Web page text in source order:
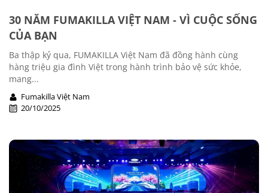
30 NĂM FUMAKILLA VIỆT NAM - VÌ CUỘC SỐNG
CỦA BẠN
Ba thập kỷ qua, FUMAKILLA Việt Nam đã đồng hành cùng
hàng triệu gia đình Việt trong hành trình bảo vệ sức khỏe,
mang...
Fumakilla Việt Nam
20/10/2025